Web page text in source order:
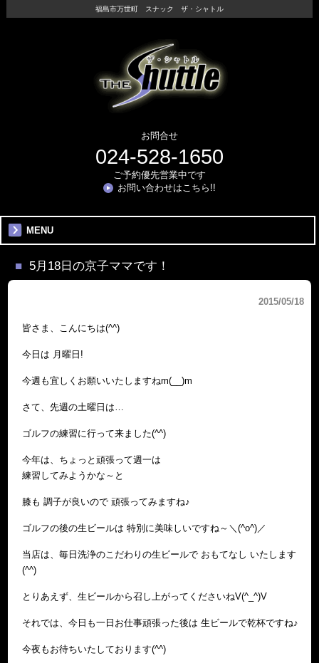
福島市万世町 スナック ザ・シャトル
お問合せ
024-528-1650
ご予約優先営業中です
お問い合わせはこちら!!
MENU
5月18日の京子ママです！
2015/05/18
皆さま、こんにちは(^^)
今日は 月曜日!
今週も宜しくお願いいたしますねm(__)m
さて、先週の土曜日は…
ゴルフの練習に行って来ました(^^)
今年は、ちょっと頑張って週一は
練習してみようかな～と
膝も 調子が良いので 頑張ってみますね♪
ゴルフの後の生ビールは 特別に美味しいですね～＼(^o^)／
当店は、毎日洗浄のこだわりの生ビールで おもてなし いたします
(^^)
とりあえず、生ビールから召し上がってくださいねV(^_^)V
それでは、今日も一日お仕事頑張った後は 生ビールで乾杯ですね♪
今夜もお待ちいたしております(^^)